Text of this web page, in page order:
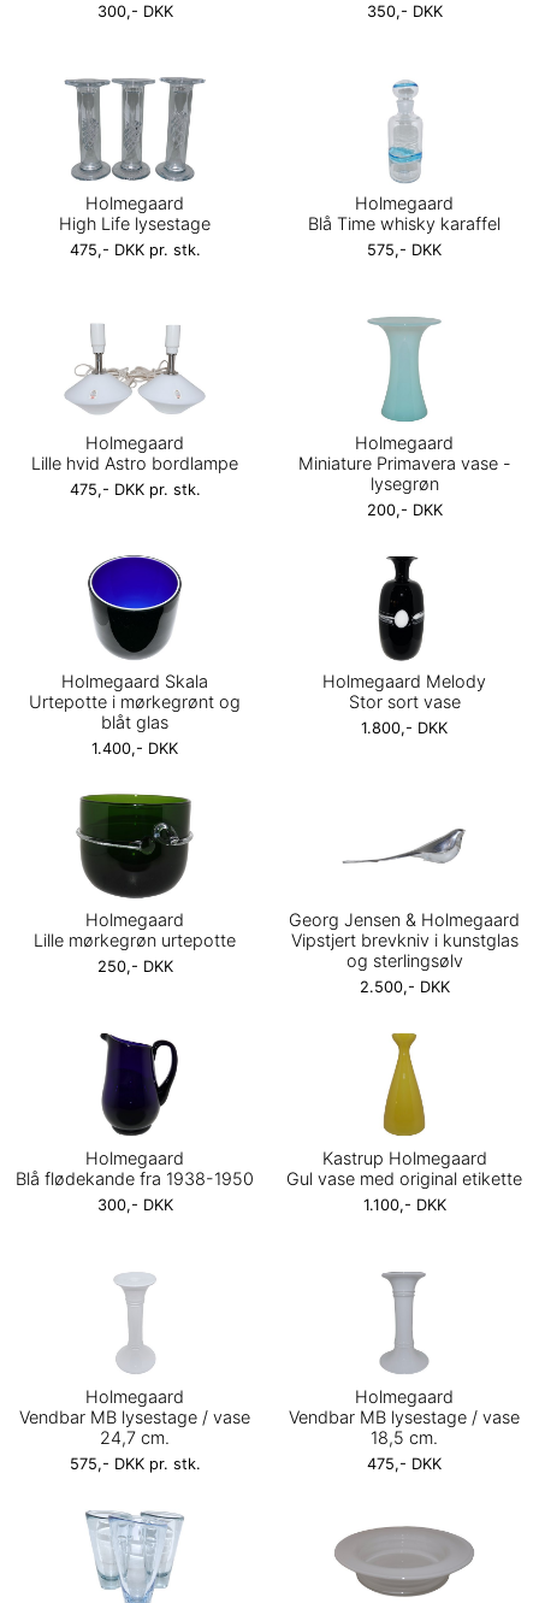
300,- DKK 350,- DKK
Holmegaard
High Life lysestage
475,- DKK pr. stk.
Holmegaard
Blå Time whisky karaffel
575,- DKK
Holmegaard
Lille hvid Astro bordlampe
475,- DKK pr. stk.
Holmegaard
Miniature Primavera vase -
lysegrøn
200,- DKK
Holmegaard Skala
Urtepotte i mørkegrønt og
blåt glas
1.400,- DKK
Holmegaard Melody
Stor sort vase
1.800,- DKK
Holmegaard
Lille mørkegrøn urtepotte
250,- DKK
Georg Jensen & Holmegaard
Vipstjert brevkniv i kunstglas
og sterlingsølv
2.500,- DKK
Holmegaard
Blå flødekande fra 1938-1950
300,- DKK
Kastrup Holmegaard
Gul vase med original etikette
1.100,- DKK
Holmegaard
Vendbar MB lysestage / vase
24,7 cm.
575,- DKK pr. stk.
Holmegaard
Vendbar MB lysestage / vase
18,5 cm.
475,- DKK